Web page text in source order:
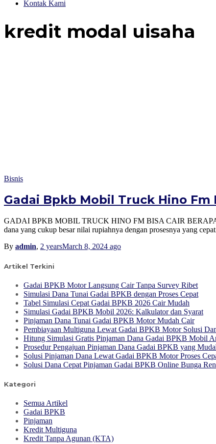
Kontak Kami
kredit modal uisaha
Bisnis
Gadai Bpkb Mobil Truck Hino Fm
GADAI BPKB MOBIL TRUCK HINO FM BISA CAIR BERAPA?
dana yang cukup besar nilai rupiahnya dengan prosesnya yang
By admin, 2 yearsMarch 8, 2024 ago
Artikel Terkini
Gadai BPKB Motor Langsung Cair Tanpa Survey Ribet
Simulasi Dana Tunai Gadai BPKB dengan Proses Cepat
Tabel Simulasi Cepat Gadai BPKB 2026 Cair Mudah
Simulasi Gadai BPKB Mobil 2026: Kalkulator dan Syarat
Pinjaman Dana Tunai Gadai BPKB Motor Mudah Cair
Pembiayaan Multiguna Lewat Gadai BPKB Motor Solusi
Hitung Simulasi Gratis Pinjaman Dana Gadai BPKB Mobil
Prosedur Pengajuan Pinjaman Dana Gadai BPKB yang
Solusi Pinjaman Dana Lewat Gadai BPKB Motor Proses
Solusi Dana Cepat Pinjaman Gadai BPKB Online Bunga
Kategori
Semua Artikel
Gadai BPKB
Pinjaman
Kredit Multiguna
Kredit Tanpa Agunan (KTA)